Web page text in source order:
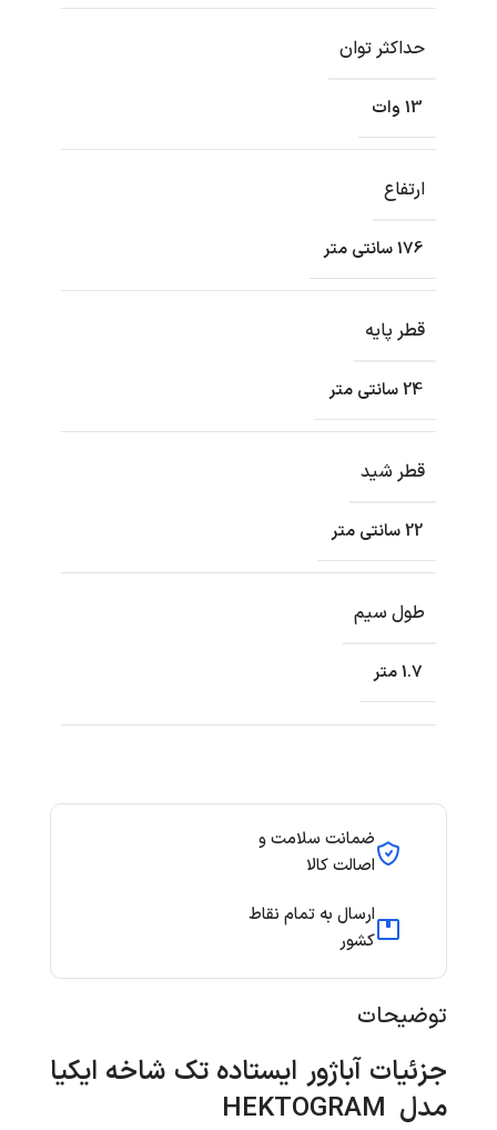
ضمانت سلامت و
اصالت کالا
ارسال به تمام نقاط
کشور
توضیحات
جزئیات آباژور ایستاده تک شاخه ایکیا
مدل
حداکثر توان
13 وات
ارتفاع
176 سانتی متر
قطر پایه
24 سانتی متر
قطر شید
22 سانتی متر
طول سیم
1.7 متر